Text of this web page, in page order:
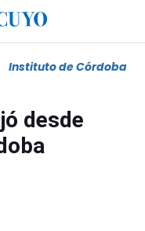
Instituto de Córdoba
desde